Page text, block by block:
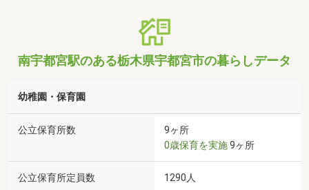
南宇都宮駅のある栃木県宇都宮市の暮らしデータ
幼稚園・保育園
公立保育所数
9ヶ所
0歳保育を実施9ヶ所
公立保育所定員数 1290人